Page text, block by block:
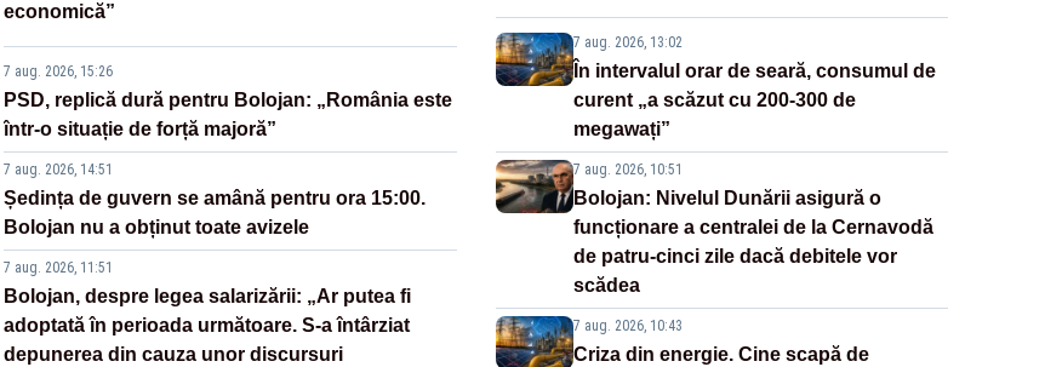
economică”
7 aug. 2026, 15:26
PSD, replică dură pentru Bolojan: „România este
într-o situație de forță majoră”
7 aug. 2026, 14:51
Ședința de guvern se amână pentru ora 15:00.
Bolojan nu a obținut toate avizele
7 aug. 2026, 11:51
Bolojan, despre legea salarizării: „Ar putea fi
adoptată în perioada următoare. S-a întârziat
depunerea din cauza unor discursuri
7 aug. 2026, 13:02
În intervalul orar de seară, consumul de
curent „a scăzut cu 200-300 de
megawați”
7 aug. 2026, 10:51
Bolojan: Nivelul Dunării asigură o
funcționare a centralei de la Cernavodă
de patru-cinci zile dacă debitele vor
scădea
7 aug. 2026, 10:43
Criza din energie. Cine scapă de